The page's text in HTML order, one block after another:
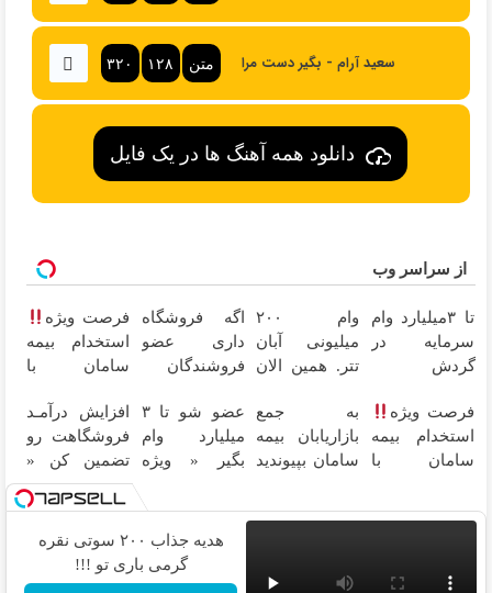
سعید آرام - بگیر دست مرا متن ۱۲۸ ۳۲۰
دانلود همه آهنگ ها در یک فایل
از سراسر وب
تا ۳میلیارد وام
سرمایه در
گردش
فروشگاهت رو
ثبت کن
وام ۲۰۰
میلیونی آبان
تتر. همین الان
کن!
اگه فروشگاه
داری عضو
فروشندگان
میلیارد وام
بگیر
فرصت ویژه
استخدام بیمه
سامان با
بالا
فرصت ویژه
استخدام بیمه
سامان با
بالا
به جمع
بازاریابان بیمه
سامان بپیوندید
کسب کنید
عضو شو تا ۳
میلیارد وام
بگیر « ویژه
افزایش درآمـد
فروشگاهت رو
تضمین کن «
فروشگاهت رو
ثبت کن »
هدیه جذاب ۲۰۰ سوتی نقره
گرمی باری تو !!!